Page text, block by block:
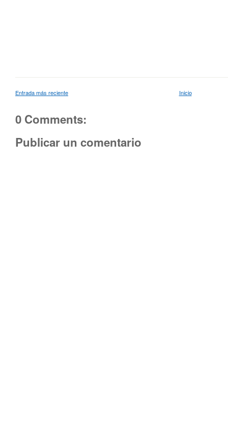
Entrada más reciente Inicio
0 Comments:
Publicar un comentario